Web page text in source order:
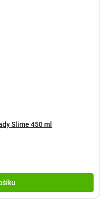
Slime 450 ml